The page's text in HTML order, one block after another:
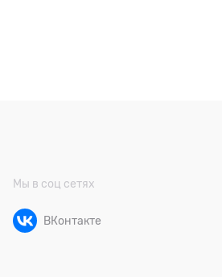
Мы в соц сетях
ВКонтакте